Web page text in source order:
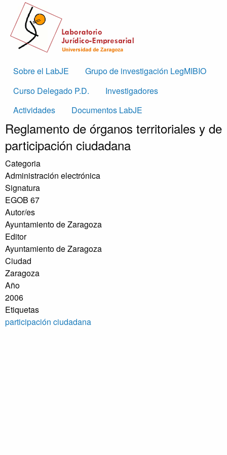
Skip to main content
Main
Sobre el LabJE
Grupo de investigación LegMIBIO
Curso Delegado P.D.
Investigadores
Actividades
Documentos LabJE
Reglamento de órganos territoriales y de
participación ciudadana
Categoria
Administración electrónica
Signatura
EGOB 67
Autor/es
Ayuntamiento de Zaragoza
Editor
Ayuntamiento de Zaragoza
Ciudad
Zaragoza
Año
2006
Etiquetas
participación ciudadana